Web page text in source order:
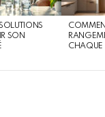
SON
CHAQUE